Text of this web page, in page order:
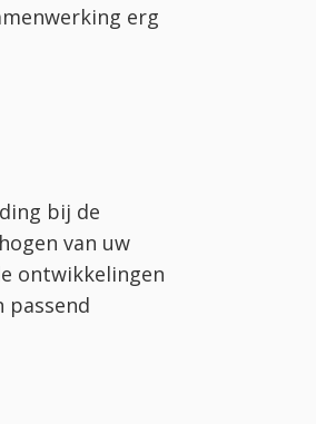
erg
bij de
van uw
ontwikkelingen
passend